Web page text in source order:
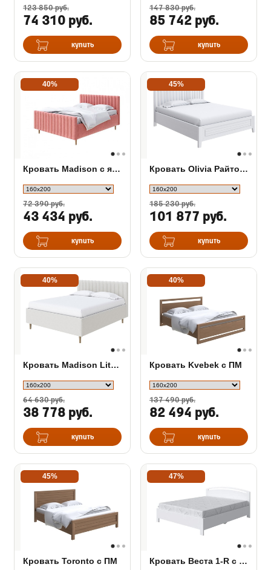
123 850 руб.
74 310 руб.
купить
147 830 руб.
85 742 руб.
купить
40%
Кровать Madison с ящиком
72 390 руб.
43 434 руб.
купить
45%
Кровать Olivia Райтон с подъемным механизмом
185 230 руб.
101 877 руб.
купить
40%
Кровать Madison Lite с бельевым ящиком
64 630 руб.
38 778 руб.
купить
40%
Кровать Kvebek с ПМ
137 490 руб.
82 494 руб.
купить
45%
Кровать Toronto с ПМ
47%
Кровать Веста 1-R с подъемным механизмом (береза)